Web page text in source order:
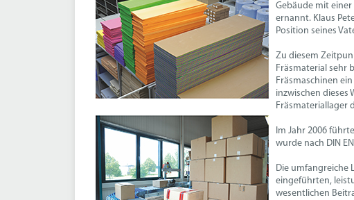
Gebäude mit einer
ernannt. Klaus
Position seines
Zu diesem
Fräsmaterial sehr
Fräsmaschinen
inzwischen dieses
Fräsmateriallager
Im Jahr 2006
wurde nach DIN
Die umfangreiche
eingeführten,
wesentlichen